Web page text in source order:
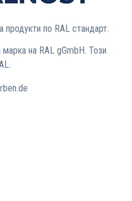
продукти по RAL стандарт.
на RAL gGmbH. Този